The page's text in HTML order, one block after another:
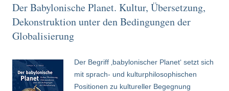
Der Babylonische Planet. Kultur, Übersetzung,
Dekonstruktion unter den Bedingungen der
Globalisierung
Der Begriff ‚babylonischer Planet‘ setzt sich
mit sprach- und kulturphilosophischen
Positionen zu kultureller Begegnung